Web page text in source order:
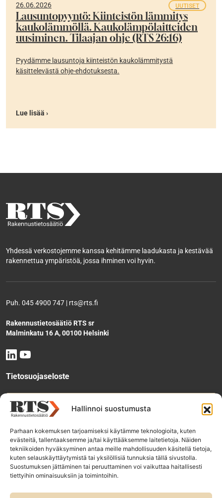
Hallinnoi suostumusta
Parhaan kokemuksen tarjoamiseksi käytämme teknologioita, kuten
evästeitä, tallentaaksemme ja/tai käyttääksemme laitetietoja. Näiden
tekniikoiden hyväksyminen antaa meille mahdollisuuden käsitellä tietoja,
kuten selauskäyttäytymistä tai yksilöllisiä tunnuksia tällä sivustolla.
Suostumuksen jättäminen tai peruuttaminen voi vaikuttaa haitallisesti
tiettyihin ominaisuuksiin ja toimintoihin.
26.06.2026 UUTISET
Lausuntopyyntö: Kiinteistön lämmitys
kaukolämmöllä. Kaukolämpölaitteiden
uusiminen. Tilaajan ohje (RTS 26:16)
Pyydämme lausuntoja kiinteistön kaukolämmitystä
käsittelevästä ohje-ehdotuksesta.
Lue lisää ›
Yhdessä verkostojemme kanssa kehitämme laadukasta ja kestävää
rakennettua ympäristöä, jossa ihminen voi hyvin.
Puh. 045 4900 747 | rts@rts.fi
Rakennustietosäätiö RTS sr
Malminkatu 16 A, 00100 Helsinki
Tietosuojaseloste
Tee käyttölupahakemus
Tilaa uutiskirje